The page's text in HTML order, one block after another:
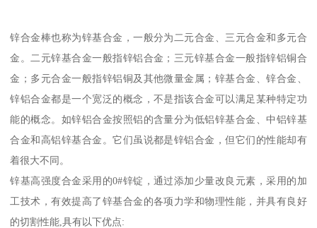
锌合金棒也称为锌基合金，一般分为二元合金、三元合金和多元合
金。二元锌基合金一般指锌铝合金；三元锌基合金一般指锌铝铜合
金；多元合金一般指锌铝铜及其他微量金属；锌基合金、锌合金、
锌铝合金都是一个宽泛的概念，不是指该合金可以满足某种特定功
能的概念。如锌铝合金按照铝的含量分为低铝锌基合金、中铝锌基
合金和高铝锌基合金。它们虽说都是锌铝合金，但它们的性能却有
着很大不同。
锌基高强度合金采用的0#锌锭，通过添加少量改良元素，采用的加
工技术，有效提高了锌基合金的各项力学和物理性能，并具有良好
的切割性能,具有以下优点: